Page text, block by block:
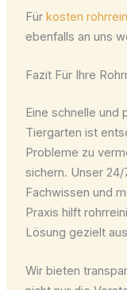
Für kosten
ebenfalls an uns
Fazit Für Ihre
Eine schnelle und
Tiergarten ist
Probleme zu
sichern. Unser
Fachwissen und
Praxis hilft
Lösung gezielt
Wir bieten